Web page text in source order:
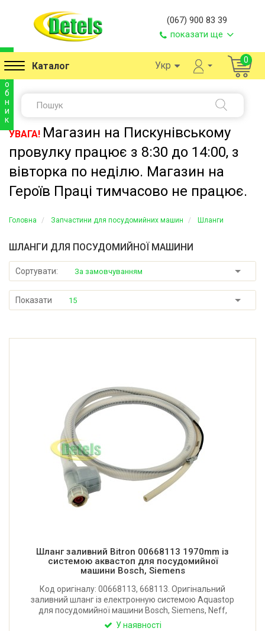
(067) 900 83 39
показати ще
Каталог Укр 0
УВАГА! Магазин на Пискунівському
провулку працює з 8:30 до 14:00, з
вівторка по неділю. Магазин на
Героїв Праці тимчасово не працює.
Головна Запчастини для посудомийних машин Шланги
ШЛАНГИ ДЛЯ ПОСУДОМИЙНОЇ МАШИНИ
Сортувати: За замовчуванням
Показати 15
и
о
б
н
и
к
Шланг заливний Bitron 00668113 1970mm із
системою аквастоп для посудомийної
машини Bosch, Siemens
Код оригіналу: 00668113, 668113. Оригінальний
заливний шланг із електронную системою Aquastop
для посудомийної машини Bosch, Siemens, Neff,
Constructa, Blaupunkt, Zelmer. Довжина: 1970 мм.
У наявності